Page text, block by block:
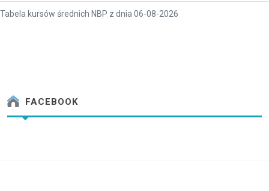
Tabela kursów średnich NBP z dnia 06-08-2026
FACEBOOK